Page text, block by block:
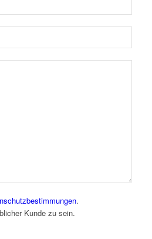
.
Kunde zu sein.